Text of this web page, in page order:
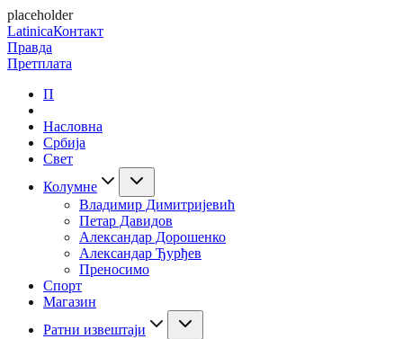
placeholder
LatinicaКонтакт
Правда
Претплата
П
Насловна
Србија
Свет
Колумне
Владимир Димитријевић
Петар Давидов
Александар Дорошенко
Александар Ђурђев
Преносимо
Спорт
Магазин
Ратни извештаји